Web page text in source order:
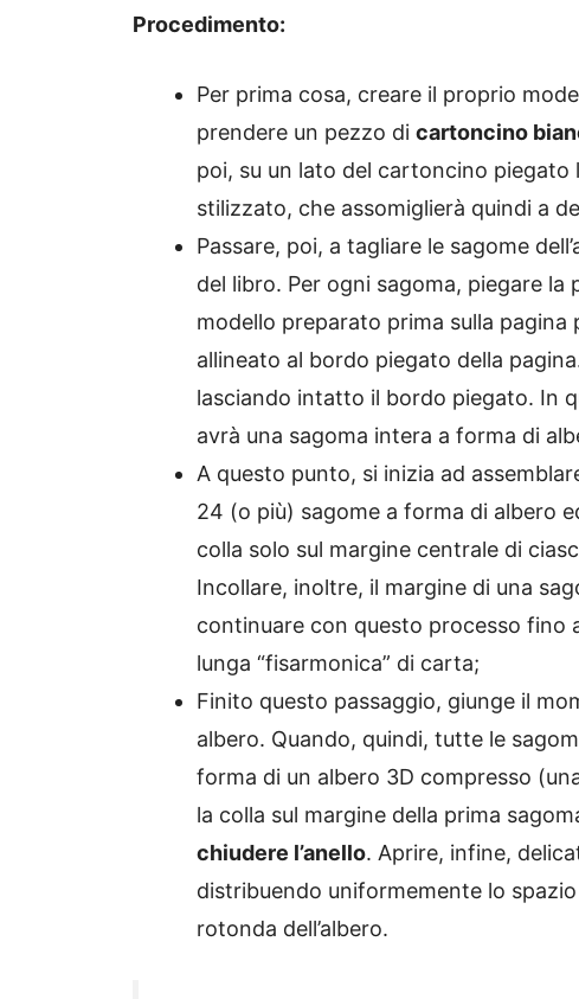
Procedimento:
Per prima cosa, creare il proprio
prendere un pezzo di cartoncino
poi, su un lato del cartoncino piegato
stilizzato, che assomiglierà quindi a
Passare, poi, a tagliare le sagome
del libro. Per ogni sagoma, piegare
modello preparato prima sulla
allineato al bordo piegato della
lasciando intatto il bordo piegato. In
avrà una sagoma intera a forma di
A questo punto, si inizia ad
24 (o più) sagome a forma di albero
colla solo sul margine centrale di
Incollare, inoltre, il margine di una
continuare con questo processo fino
lunga “fisarmonica” di carta;
Finito questo passaggio, giunge il
albero. Quando, quindi, tutte le
forma di un albero 3D compresso
la colla sul margine della prima
chiudere l’anello. Aprire, infine,
distribuendo uniformemente lo
rotonda dell’albero.